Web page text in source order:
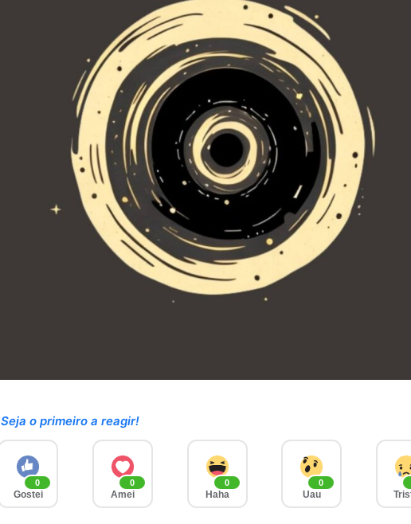
Seja o primeiro a reagir!
0
Gostei
0
Amei
0
Haha
0
Uau